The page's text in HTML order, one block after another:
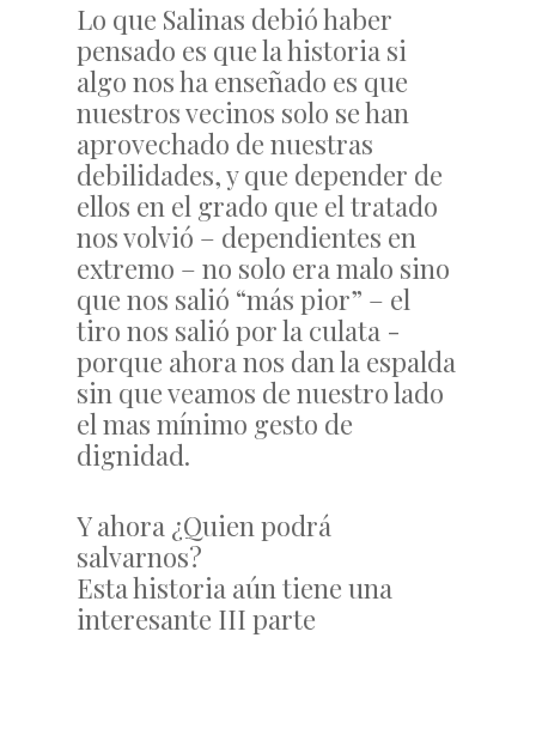
Lo que Salinas debió haber
pensado es que la historia si
algo nos ha enseñado es que
nuestros vecinos solo se han
aprovechado de nuestras
debilidades, y que depender de
ellos en el grado que el tratado
nos volvió – dependientes en
extremo – no solo era malo sino
que nos salió “más pior” – el
tiro nos salió por la culata -
porque ahora nos dan la espalda
sin que veamos de nuestro lado
el mas mínimo gesto de
dignidad.
Y ahora ¿Quien podrá
salvarnos?
Esta historia aún tiene una
interesante III parte